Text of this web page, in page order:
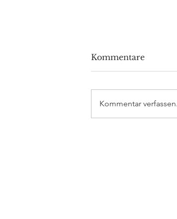
Kommentare
Kommentar